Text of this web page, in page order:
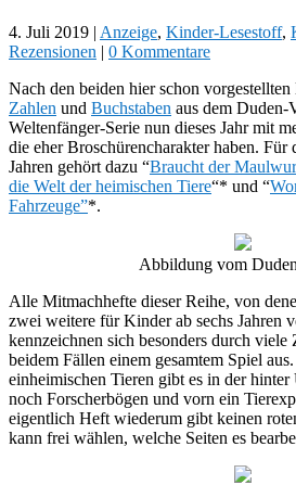
4. Juli 2019 | Anzeige, Kinder-Lesestoff,
Rezensionen | 0 Kommentare
Nach den beiden hier schon
Zahlen und Buchstaben aus dem Duden-
Weltenfänger-Serie nun dieses Jahr mit
die eher Broschürencharakter haben. Für
Jahren gehört dazu “Braucht der
die Welt der heimischen Tiere“* und “
Fahrzeuge”*.
Abbildung vom
Alle Mitmachhefte dieser Reihe, von
zwei weitere für Kinder ab sechs Jahren
kennzeichnen sich besonders durch viele
beidem Fällen einem gesamtem Spiel
einheimischen Tieren gibt es in der hinter
noch Forscherbögen und vorn ein
eigentlich Heft wiederum gibt keinen
kann frei wählen, welche Seiten es